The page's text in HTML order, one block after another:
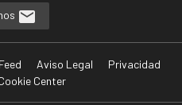
Aviso Legal
Privacidad
Center